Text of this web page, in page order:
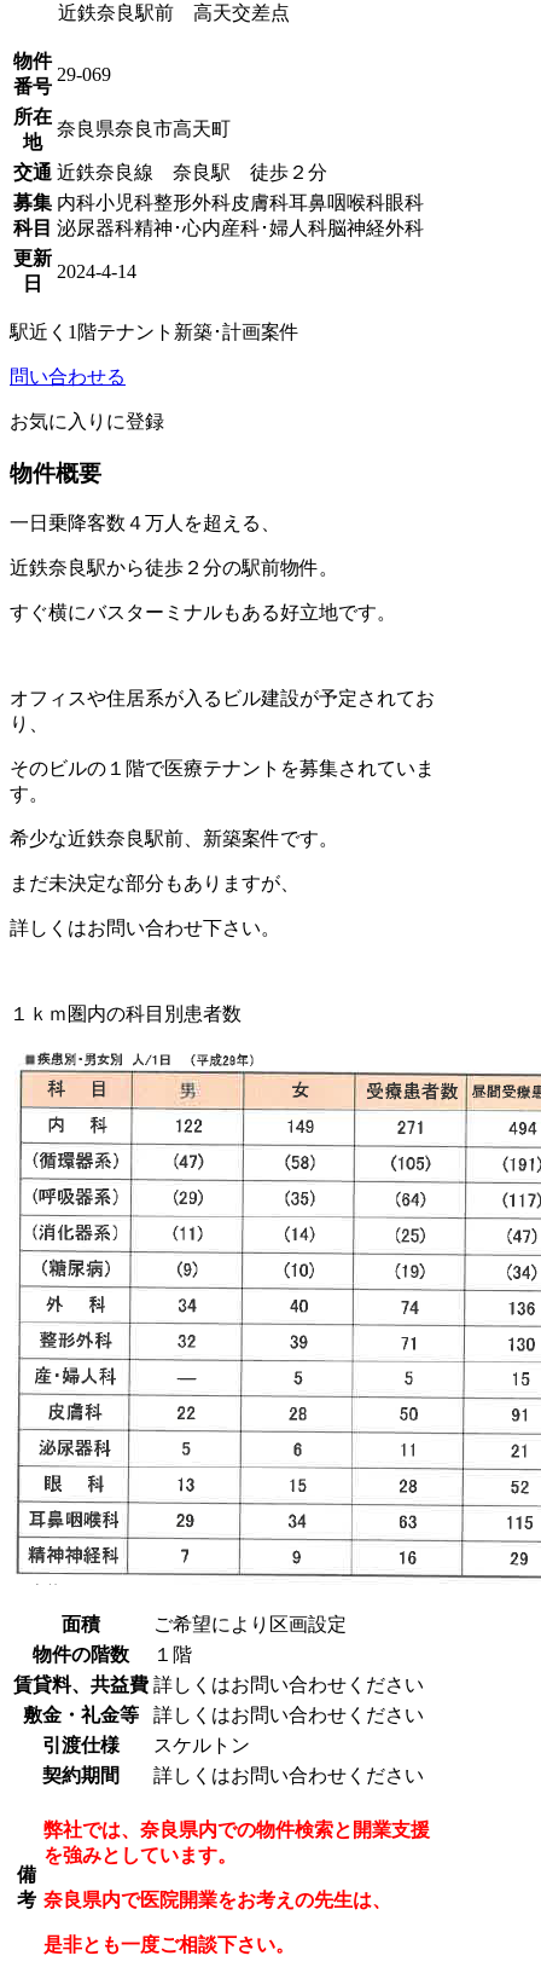
近鉄奈良駅前 高天交差点
物件
番号
29-069
所在
地
奈良県奈良市高天町
交通 近鉄奈良線 奈良駅 徒歩２分
募集
科目
内科小児科整形外科皮膚科耳鼻咽喉科眼科
泌尿器科精神･心内産科･婦人科脳神経外科
更新
日
2024-4-14
駅近く 1階テナント 新築･計画案件
問い合わせる
お気に入りに登録
物件概要
一日乗降客数４万人を超える、
近鉄奈良駅から徒歩２分の駅前物件。
すぐ横にバスターミナルもある好立地です。
オフィスや住居系が入るビル建設が予定されてお
り、
そのビルの１階で医療テナントを募集されていま
す。
希少な近鉄奈良駅前、新築案件です。
まだ未決定な部分もありますが、
詳しくはお問い合わせ下さい。
１ｋｍ圏内の科目別患者数
面積
ご希望により区画設定
物件の階数
１階
賃貸料、共益費 詳しくはお問い合わせください
敷金・礼金等
詳しくはお問い合わせください
引渡仕様
スケルトン
契約期間
詳しくはお問い合わせください
備
考
弊社では、奈良県内での物件検索と開業支援
を強みとしています。
奈良県内で医院開業をお考えの先生は、
是非とも一度ご相談下さい。